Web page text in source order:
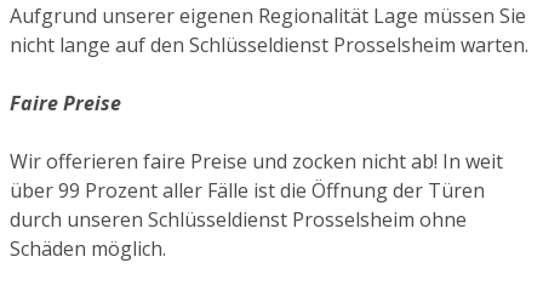
Aufgrund unserer eigenen Regionalität Lage müssen Sie
nicht lange auf den Schlüsseldienst Prosselsheim warten.
Faire Preise
Wir offerieren faire Preise und zocken nicht ab! In weit
über 99 Prozent aller Fälle ist die Öffnung der Türen
durch unseren Schlüsseldienst Prosselsheim ohne
Schäden möglich.